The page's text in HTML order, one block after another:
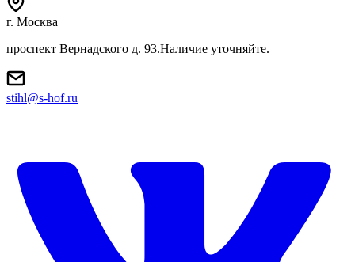
г. Москва
проспект Вернадского д. 93.Наличие уточняйте.
stihl@s-hof.ru